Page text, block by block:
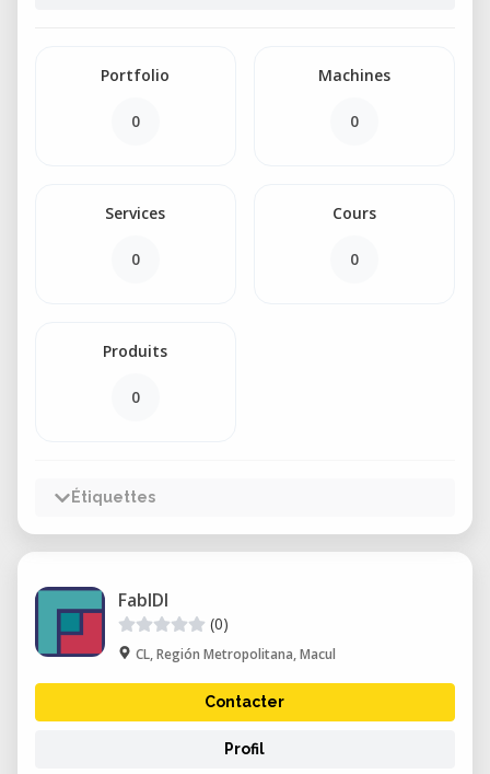
Portfolio
0
Machines
0
Services
0
Cours
0
Produits
0
Étiquettes
FabIDI
(0)
CL, Región Metropolitana, Macul
Contacter
Profil